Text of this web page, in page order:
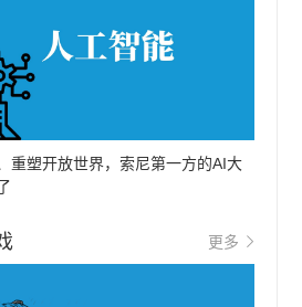
重塑开放世界，索尼第一方的AI大
更多